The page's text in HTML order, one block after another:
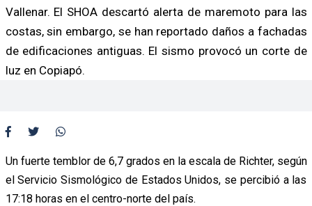
Vallenar. El SHOA descartó alerta de maremoto para las
costas, sin embargo, se han reportado daños a fachadas
de edificaciones antiguas. El sismo provocó un corte de
luz en Copiapó.
Un fuerte temblor de 6,7 grados en la escala de Richter, según
el Servicio Sismológico de Estados Unidos, se percibió a las
17:18 horas en el centro-norte del país.